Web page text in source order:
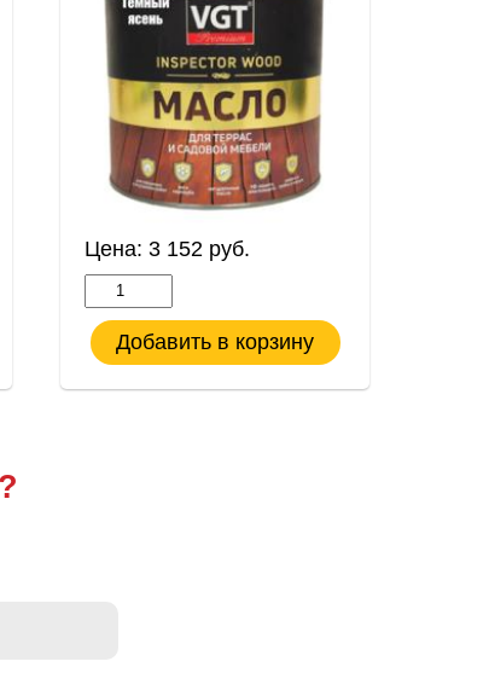
Цена: 3 152 руб.
Добавить в корзину